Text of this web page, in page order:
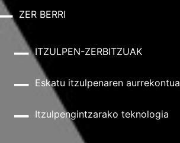
ZER BERRI
ITZULPEN-ZERBITZUAK
Eskatu itzulpenaren aurrekontua
Itzulpengintzarako teknologia